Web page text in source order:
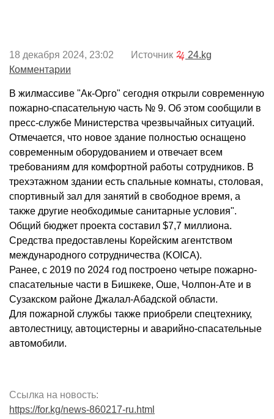
18 декабря 2024, 23:02 Источник
24.kg
Комментарии
В жилмассиве "Ак-Орго" сегодня открыли современную
пожарно-спасательную часть № 9. Об этом сообщили в
пресс-службе Министерства чрезвычайных ситуаций.
Отмечается, что новое здание полностью оснащено
современным оборудованием и отвечает всем
требованиям для комфортной работы сотрудников. В
трехэтажном здании есть спальные комнаты, столовая,
спортивный зал для занятий в свободное время, а
также другие необходимые санитарные условия".
Общий бюджет проекта составил $7,7 миллиона.
Средства предоставлены Корейским агентством
международного сотрудничества (KOICA).
Ранее, с 2019 по 2024 год построено четыре пожарно-
спасательные части в Бишкеке, Оше, Чолпон-Ате и в
Сузакском районе Джалал-Абадской области.
Для пожарной службы также приобрели спецтехнику,
автолестницу, автоцистерны и аварийно-спасательные
автомобили.
Ссылка на новость:
https://for.kg/news-860217-ru.html